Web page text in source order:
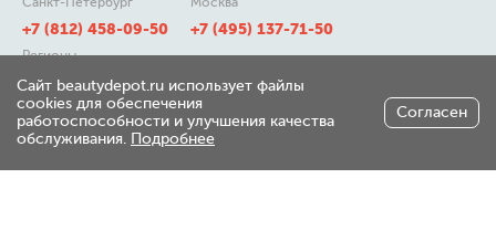
+7 (812) 458-09-50 +7 (495) 137-71-50
Регионы
8 (800) 511-21-50
197348, г. Санкт-Петербург,
Сайт beautydepot.ru использует файлы
cookies для обеспечения
работоспособности и улучшения качества
обслуживания. Подробнее
Согласен